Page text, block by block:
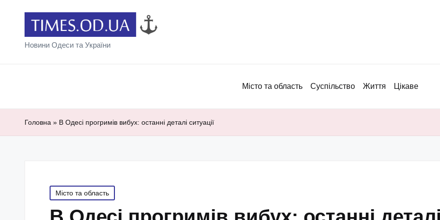
Новини Одеси та України
Місто та область Суспільство Життя Цікаве
Головна » В Одесі прогримів вибух: останні деталі ситуації
Posted
in
Місто та область